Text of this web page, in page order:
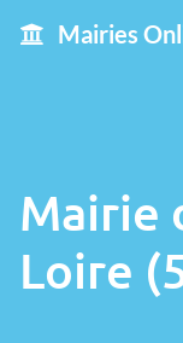
Mairies
Mairie
Loire